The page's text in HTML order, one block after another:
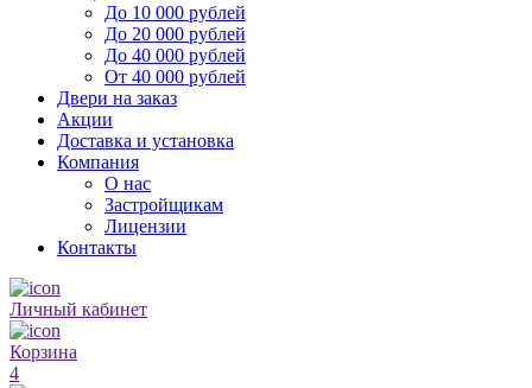
До 10 000 рублей
До 20 000 рублей
До 40 000 рублей
От 40 000 рублей
Двери на заказ
Акции
Доставка и установка
Компания
О нас
Застройщикам
Лицензии
Контакты
Личный кабинет
Корзина
4